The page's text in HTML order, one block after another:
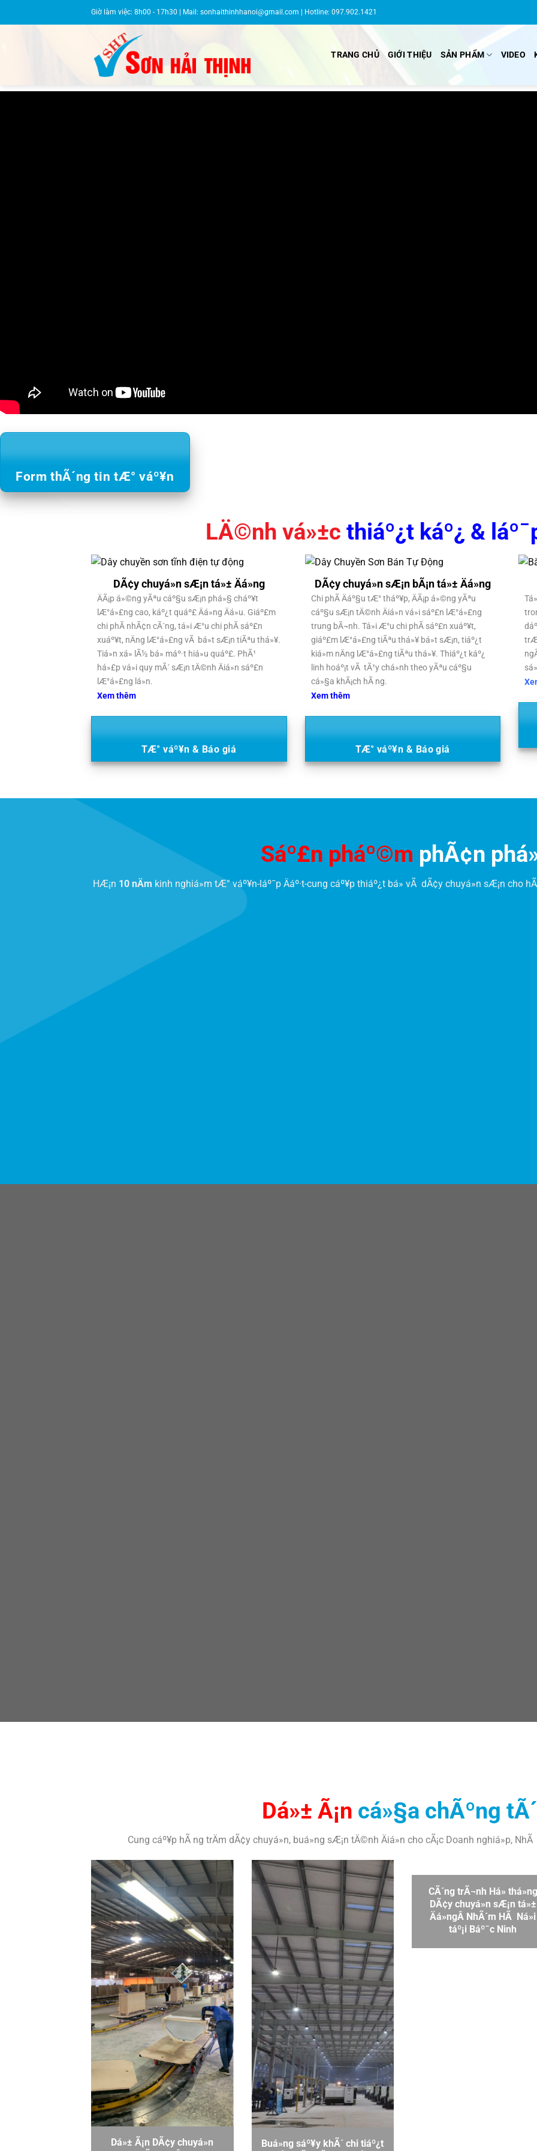
qua
Giờ làm việc: 8h00 - 17h30 | Mail: sonhaithinhhanoi@gmail.com | Hotline: 097.902.1421
TRANG CHỦ GIỚI THIỆU SẢN PHẨM VIDEO
Form thÃ´ng tin tÆ° váº¥n
LÄ©nh vá»±c thiáº¿t káº¿ &
DÃ¢y chuyá»n sÆ¡n tá»± Äá»ng
ÄÃ¡p á»©ng yÃªu cáº§u sÆ¡n phá»§ cháº¥t
lÆ°á»£ng cao, káº¿t quáº£ Äá»ng Äá»u. Giáº£m
chi phÃ­ nhÃ¢n cÃ´ng, tá»i Æ°u chi phÃ­ sáº£n
xuáº¥t, nÄng lÆ°á»£ng vÃ bá»t sÆ¡n tiÃªu thá»¥.
Tiá»n xá»­ lÃ½ bá» máº·t hiá»u quáº£. PhÃ¹
há»£p vá»i quy mÃ´ sÆ¡n tÄ©nh Äiá»n sáº£n
lÆ°á»£ng lá»n.
Xem thêm
TÆ° váº¥n & Báo giá
DÃ¢y chuyá»n sÆ¡n bÃ¡n tá»± Äá»ng
Chi phÃ­ Äáº§u tÆ° tháº¥p, ÄÃ¡p á»©ng yÃªu
cáº§u sÆ¡n tÄ©nh Äiá»n vá»i sáº£n lÆ°á»£ng
trung bÃ¬nh. Tá»i Æ°u chi phÃ­ sáº£n xuáº¥t,
giáº£m lÆ°á»£ng tiÃªu thá»¥ bá»t sÆ¡n, tiáº¿t
kiá»m nÄng lÆ°á»£ng tiÃªu thá»¥. Thiáº¿t káº¿
linh hoáº¡t vÃ tÃ¹y chá»nh theo yÃªu cáº§u
cá»§a khÃ¡ch hÃ ng.
Xem thêm
TÆ° váº¥n & Báo giá
Sáº£n pháº©m phÃ¢n
HÆ¡n 10 nÄm kinh nghiá»m tÆ° váº¥n-láº¯p Äáº·t-cung cáº¥p thiáº¿t bá» vÃ dÃ¢y chuyá»n sÆ¡n cho
Dá»± Ã¡n cá»§a chÃºng
Cung cáº¥p hÃ ng trÄm dÃ¢y chuyá»n, buá»ng sÆ¡n tÄ©nh Äiá»n cho cÃ¡c Doanh nghiá»p,
Dá»± Ã¡n DÃ¢y chuyá»n
Buá»ng sáº¥y khÃ´ chi tiáº¿t
CÃ´ng trÃ¬nh Há» thá»ng
DÃ¢y chuyá»n sÆ¡n tá»±
Äá»ngÂ NhÃ´m HÃ Ná»i
táº¡i Báº¯c Ninh